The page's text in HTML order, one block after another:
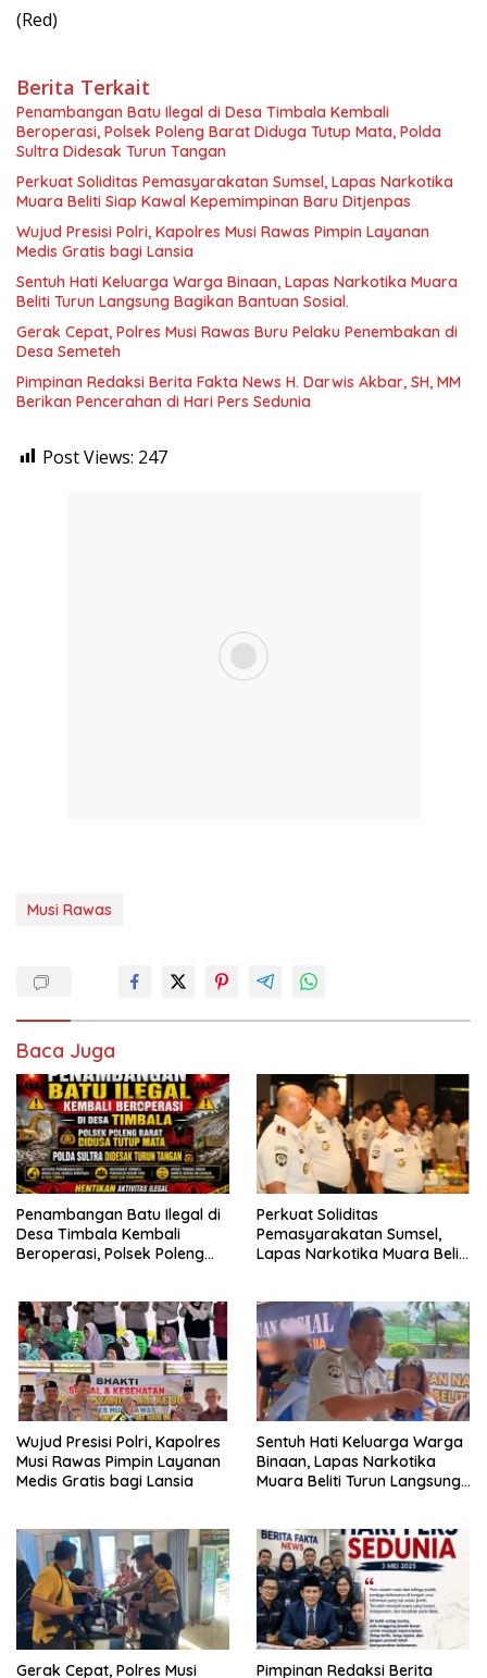
(Red)
Berita Terkait
Penambangan Batu Ilegal di Desa Timbala Kembali
Beroperasi, Polsek Poleng Barat Diduga Tutup Mata, Polda
Sultra Didesak Turun Tangan
Perkuat Soliditas Pemasyarakatan Sumsel, Lapas Narkotika
Muara Beliti Siap Kawal Kepemimpinan Baru Ditjenpas
Wujud Presisi Polri, Kapolres Musi Rawas Pimpin Layanan
Medis Gratis bagi Lansia
Sentuh Hati Keluarga Warga Binaan, Lapas Narkotika Muara
Beliti Turun Langsung Bagikan Bantuan Sosial.
Gerak Cepat, Polres Musi Rawas Buru Pelaku Penembakan di
Desa Semeteh
Pimpinan Redaksi Berita Fakta News H. Darwis Akbar, SH, MM
Berikan Pencerahan di Hari Pers Sedunia
Post Views: 247
Musi Rawas
Baca Juga
Penambangan Batu Ilegal di
Desa Timbala Kembali
Beroperasi, Polsek Poleng
Tangan
Perkuat Soliditas
Pemasyarakatan Sumsel,
Lapas Narkotika Muara Beliti
Wujud Presisi Polri, Kapolres
Musi Rawas Pimpin Layanan
Medis Gratis bagi Lansia
Sentuh Hati Keluarga Warga
Binaan, Lapas Narkotika
Muara Beliti Turun Langsung
Gerak Cepat, Polres Musi
Pimpinan Redaksi Berita